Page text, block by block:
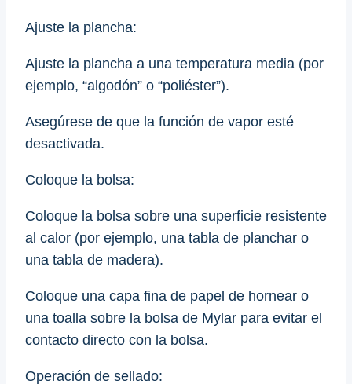
Ajuste la plancha:
Ajuste la plancha a una temperatura media (por
ejemplo, “algodón” o “poliéster”).
Asegúrese de que la función de vapor esté
desactivada.
Coloque la bolsa:
Coloque la bolsa sobre una superficie resistente
al calor (por ejemplo, una tabla de planchar o
una tabla de madera).
Coloque una capa fina de papel de hornear o
una toalla sobre la bolsa de Mylar para evitar el
contacto directo con la bolsa.
Operación de sellado: